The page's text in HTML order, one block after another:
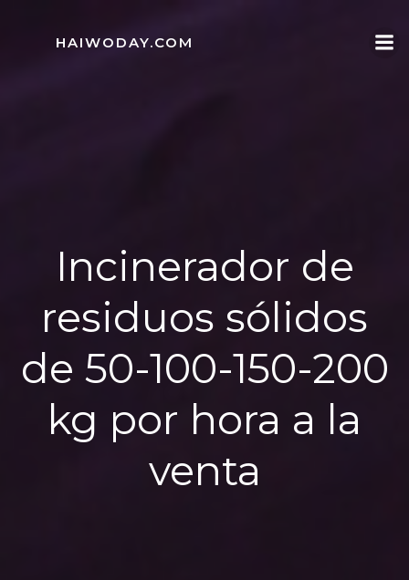
HAIWODAY.COM
Incinerador de
residuos sólidos
de 50-100-150-200
kg por hora a la
venta